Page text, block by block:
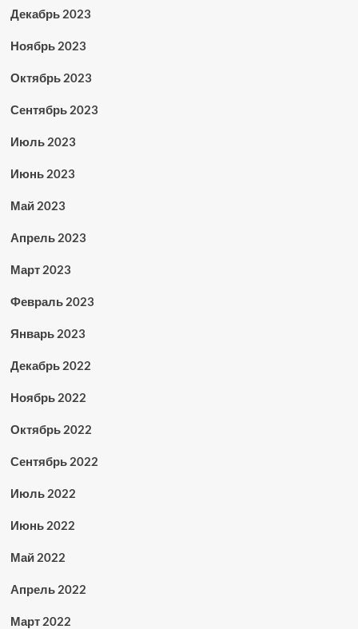
Декабрь 2023
Ноябрь 2023
Октябрь 2023
Сентябрь 2023
Июль 2023
Июнь 2023
Май 2023
Апрель 2023
Март 2023
Февраль 2023
Январь 2023
Декабрь 2022
Ноябрь 2022
Октябрь 2022
Сентябрь 2022
Июль 2022
Июнь 2022
Май 2022
Апрель 2022
Март 2022